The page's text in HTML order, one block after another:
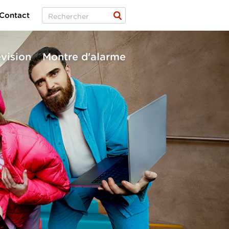
Montre d'alarme